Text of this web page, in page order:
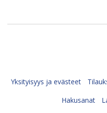
Yksityisyys ja evästeet
Hakusanat